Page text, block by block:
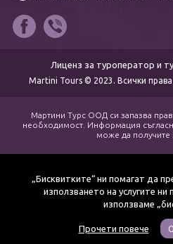
Лиценз за туроператор и
Martini Tours © 2023. Всички права
Мартини Турс ООД си запазва
необходимост. Информация
може да получите
„Бисквитките“ ни помагат да
използването на услугите
използваме
Прочети повече